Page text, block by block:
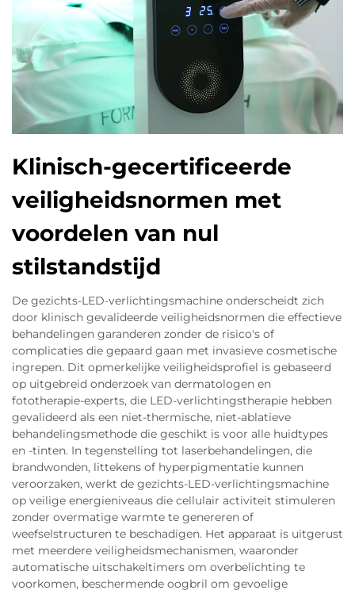
Klinisch-gecertificeerde
veiligheidsnormen met
voordelen van nul
stilstandstijd
De gezichts-LED-verlichtingsmachine onderscheidt zich
door klinisch gevalideerde veiligheidsnormen die effectieve
behandelingen garanderen zonder de risico's of
complicaties die gepaard gaan met invasieve cosmetische
ingrepen. Dit opmerkelijke veiligheidsprofiel is gebaseerd
op uitgebreid onderzoek van dermatologen en
fototherapie-experts, die LED-verlichtingstherapie hebben
gevalideerd als een niet-thermische, niet-ablatieve
behandelingsmethode die geschikt is voor alle huidtypes
en -tinten. In tegenstelling tot laserbehandelingen, die
brandwonden, littekens of hyperpigmentatie kunnen
veroorzaken, werkt de gezichts-LED-verlichtingsmachine
op veilige energieniveaus die cellulair activiteit stimuleren
zonder overmatige warmte te genereren of
weefselstructuren te beschadigen. Het apparaat is uitgerust
met meerdere veiligheidsmechanismen, waaronder
automatische uitschakeltimers om overbelichting te
voorkomen, beschermende oogbril om gevoelige